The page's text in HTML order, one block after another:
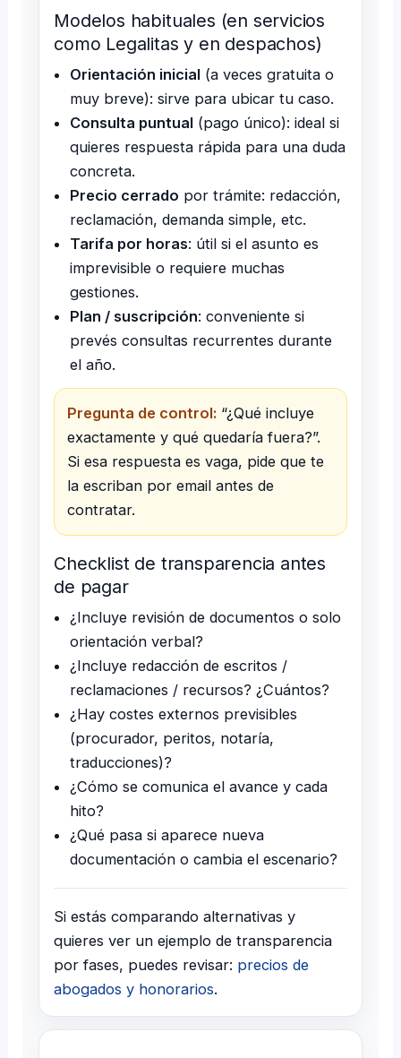
Modelos habituales (en servicios
como Legalitas y en despachos)
Orientación inicial (a veces gratuita o
muy breve): sirve para ubicar tu caso.
Consulta puntual (pago único): ideal si
quieres respuesta rápida para una duda
concreta.
Precio cerrado por trámite: redacción,
reclamación, demanda simple, etc.
Tarifa por horas: útil si el asunto es
imprevisible o requiere muchas
gestiones.
Plan / suscripción: conveniente si
prevés consultas recurrentes durante
el año.
Pregunta de control: “¿Qué incluye
exactamente y qué quedaría fuera?”.
Si esa respuesta es vaga, pide que te
la escriban por email antes de
contratar.
Checklist de transparencia antes
de pagar
¿Incluye revisión de documentos o solo
orientación verbal?
¿Incluye redacción de escritos /
reclamaciones / recursos? ¿Cuántos?
¿Hay costes externos previsibles
(procurador, peritos, notaría,
traducciones)?
¿Cómo se comunica el avance y cada
hito?
¿Qué pasa si aparece nueva
documentación o cambia el escenario?
Si estás comparando alternativas y
quieres ver un ejemplo de transparencia
por fases, puedes revisar: precios de
abogados y honorarios.